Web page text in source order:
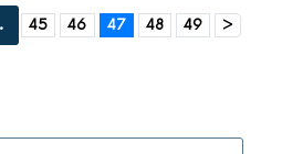
45 46 47 48 49 >